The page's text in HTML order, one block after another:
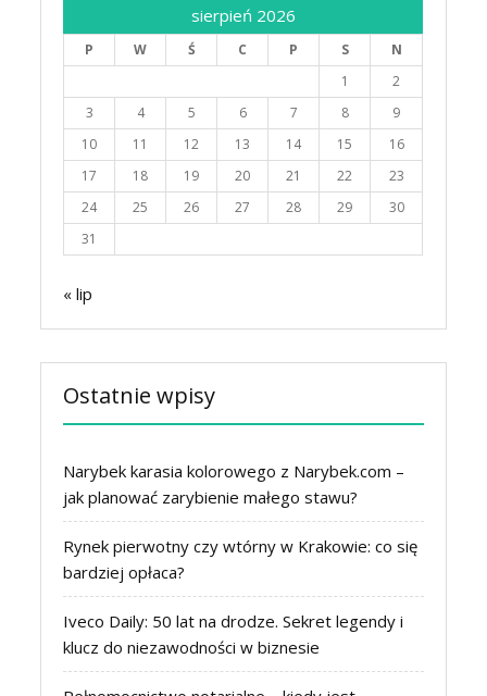
sierpień 2026
P W Ś C P S
N
1
2
3
4 5 6 7 8
9
10
11 12 13 14 15
16
17
18 19 20 21 22
23
24
25 26 27 28 29
30
31
« lip
Ostatnie wpisy
Narybek karasia kolorowego z Narybek.com –
jak planować zarybienie małego stawu?
Rynek pierwotny czy wtórny w Krakowie: co się
bardziej opłaca?
Iveco Daily: 50 lat na drodze. Sekret legendy i
klucz do niezawodności w biznesie